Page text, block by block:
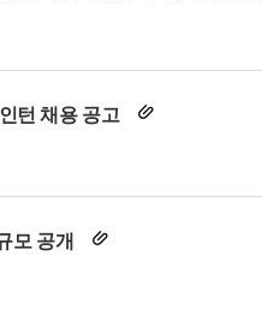
턴 채용 공고
모 공개